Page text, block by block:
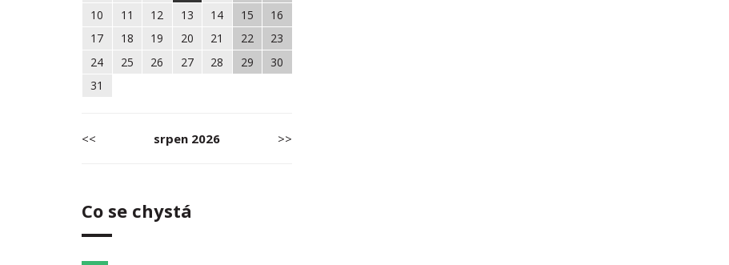
10
11 12 13 14 15
16
17
18 19 20 21 22
23
24
25 26 27 28 29
30
31
<< srpen 2026 >>
Co se chystá